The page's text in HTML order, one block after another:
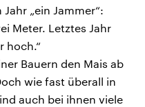
„ein Jammer“:
Meter. Letztes Jahr
hoch.“
Bauern den Mais ab
wie fast überall in
auch bei ihnen viele